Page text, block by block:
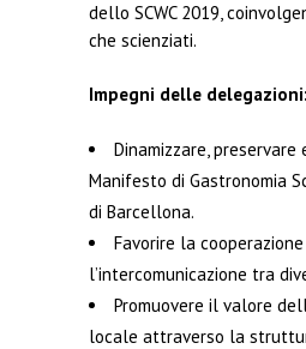
dello SCWC 2019,
che scienziati.
Impegni delle delegazioni:
Dinamizzare,
Manifesto di Gastronomia
di Barcellona.
Favorire la
l’intercomunicazione tra
Promuovere il valore
locale attraverso la